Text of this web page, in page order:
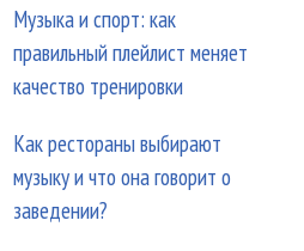
Музыка и спорт: как
правильный плейлист меняет
качество тренировки
Как рестораны выбирают
музыку и что она говорит о
заведении?